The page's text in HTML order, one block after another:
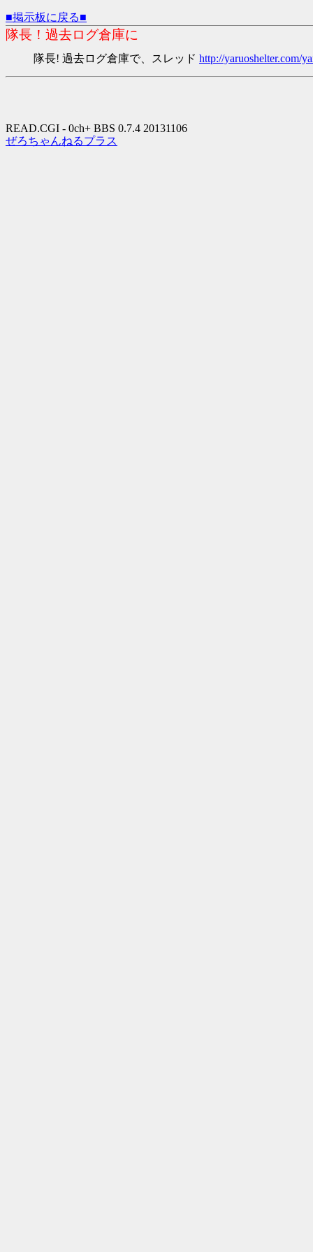
■掲示板に戻る■
隊長！過去ログ倉庫に
隊長! 過去ログ倉庫で、スレッド http://yaruoshelter.com/
READ.CGI - 0ch+ BBS 0.7.4 20131106
ぜろちゃんねるプラス